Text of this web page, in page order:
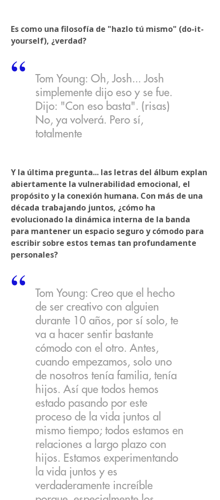
Es como una filosofía de "hazlo tú mismo" (do-it-
yourself), ¿verdad?
Tom Young: Oh, Josh... Josh
simplemente dijo eso y se fue.
Dijo: "Con eso basta". (risas)
No, ya volverá. Pero sí,
totalmente
Y la última pregunta... las letras del álbum explan
abiertamente la vulnerabilidad emocional, el
propósito y la conexión humana. Con más de una
década trabajando juntos, ¿cómo ha
evolucionado la dinámica interna de la banda
para mantener un espacio seguro y cómodo para
escribir sobre estos temas tan profundamente
personales?
Tom Young: Creo que el hecho
de ser creativo con alguien
durante 10 años, por sí solo, te
va a hacer sentir bastante
cómodo con el otro. Antes,
cuando empezamos, solo uno
de nosotros tenía familia, tenía
hijos. Así que todos hemos
estado pasando por este
proceso de la vida juntos al
mismo tiempo; todos estamos en
relaciones a largo plazo con
hijos. Estamos experimentando
la vida juntos y es
verdaderamente increíble